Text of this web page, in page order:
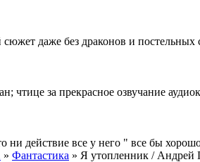
даже без драконов и постельных
чтице за прекрасное озвучание
ни действие все у него " все бы
» Фантастика » Я утопленник / Андрей